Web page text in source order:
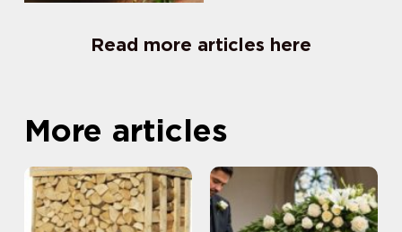
Read more articles here
More articles